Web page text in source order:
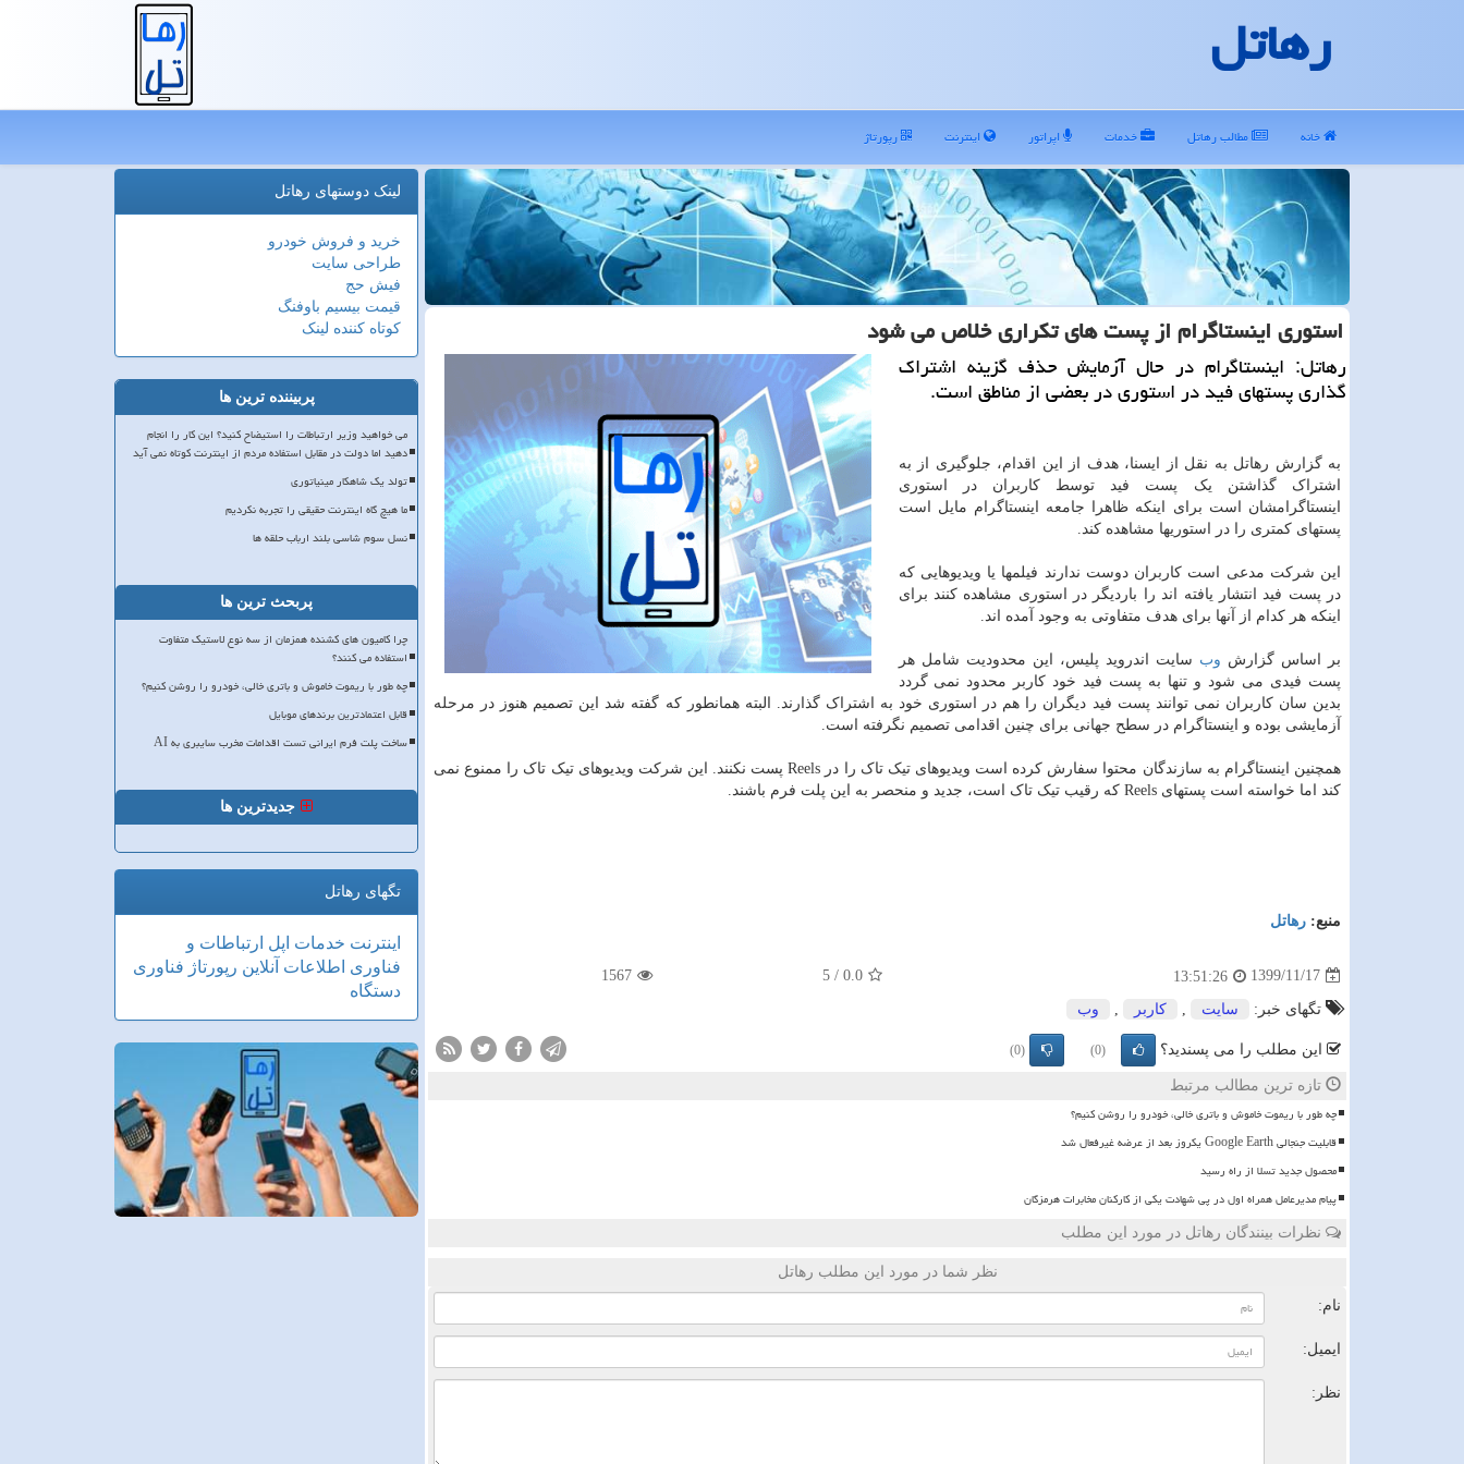
رهاتل
خانه مطالب رهاتل خدمات اپراتور اینترنت رپورتاژ
استوری اینستاگرام از پست های تكراری خلاص می شود
رهاتل: اینستاگرام در حال آزمایش حذف گزینه اشتراک
گذاری پستهای فید در استوری در بعضی از مناطق است.
به گزارش رهاتل به نقل از ایسنا، هدف از این اقدام، جلوگیری از به
اشتراک گذاشتن یک پست فید توسط کاربران در استوری
اینستاگرامشان است برای اینکه ظاهرا جامعه اینستاگرام مایل است
پستهای کمتری را در استوریها مشاهده کند.
این شرکت مدعی است کاربران دوست ندارند فیلمها یا ویدیوهایی که
در پست فید انتشار یافته اند را باردیگر در استوری مشاهده کنند برای
اینکه هر کدام از آنها برای هدف متفاوتی به وجود آمده اند.
بر اساس گزارش وب سایت اندروید پلیس، این محدودیت شامل هر
پست فیدی می شود و تنها به پست فید خود کاربر محدود نمی گردد
بدین سان کاربران نمی توانند پست فید دیگران را هم در استوری خود به اشتراک گذارند. البته همانطور که گفته شد این تصمیم هنوز در مرحله
آزمایشی بوده و اینستاگرام در سطح جهانی برای چنین اقدامی تصمیم نگرفته است.
همچنین اینستاگرام به سازندگان محتوا سفارش کرده است ویدیوهای تیک تاک را در Reels پست نکنند. این شرکت ویدیوهای تیک تاک را ممنوع نمی
کند اما خواسته است پستهای Reels که رقیب تیک تاک است، جدید و منحصر به این پلت فرم باشند.
منبع: رهاتل
1399/11/17
13:51:26
0.0
/
5
1567
تگهای خبر: سایت كاربر وب
این مطلب را می پسندید؟ (0)
(0)
تازه ترین مطالب مرتبط
چه طور با ریموت خاموش و باتری خالی، خودرو را روشن کنیم؟
قابلیت جنجالی Google Earth یکروز بعد از عرضه غیرفعال شد
محصول جدید تسلا از راه رسید
پیام مدیرعامل همراه اول در پی شهادت یکی از کارکنان مخابرات هرمزگان
نظرات بینندگان رهاتل در مورد این مطلب
نظر شما در مورد این مطلب رهاتل
نام:
ایمیل:
نظر:
لینک دوستهای رهاتل
خرید و فروش خودرو
طراحی سایت
فیش حج
قیمت بیسیم باوفنگ
کوتاه کننده لینک
پربیننده ترین ها
می خواهید وزیر ارتباطات را استیضاح کنید؟ این کار را انجام
دهید اما دولت در مقابل استفاده مردم از اینترنت کوتاه نمی آید
تولد یک شاهکار مینیاتوری
ما هیچ گاه اینترنت حقیقی را تجربه نکردیم
نسل سوم شاسی بلند ارباب حلقه ها
پربحث ترین ها
چرا کامیون های کشنده همزمان از سه نوع لاستیک متفاوت
استفاده می کنند؟
چه طور با ریموت خاموش و باتری خالی، خودرو را روشن کنیم؟
قابل اعتمادترین برندهای موبایل
ساخت پلت فرم ایرانی تست اقدامات مخرب سایبری به AI
جدیدترین ها
تگهای رهاتل
اینترنت خدمات اپل ارتباطات و
فناوری اطلاعات آنلاین رپورتاژ فناوری
دستگاه